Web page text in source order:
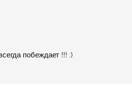
побеждает !!! :)